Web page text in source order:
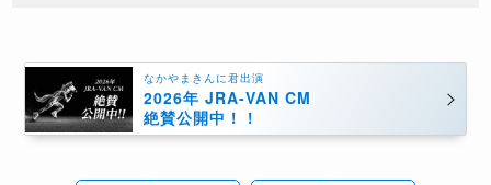
なかやまきんに君出演
2026年 JRA-VAN CM
絶賛公開中！！